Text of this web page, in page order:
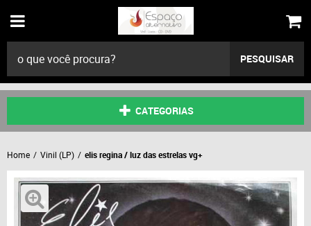
PESQUISAR
CATEGORIAS
Home Vinil (LP) elis regina / luz das estrelas vg+